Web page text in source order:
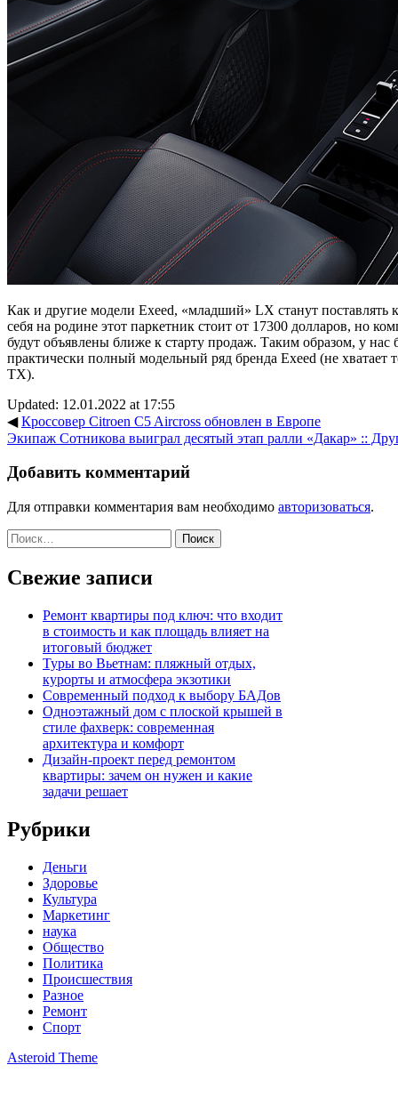
Как и другие модели Exeed, «младший» LX станут
себя на родине этот паркетник стоит от 17300 долларов, но
будут объявлены ближе к старту продаж. Таким образом, у нас
практически полный модельный ряд бренда Exeed (не хватает
TX).
Updated: 12.01.2022 at 17:55
◀Кроссовер Citroen C5 Aircross обновлен в Европе
Экипаж Сотникова выиграл десятый этап ралли «Дакар» ::
Добавить комментарий
Для отправки комментария вам необходимо авторизоваться.
Найти:
Свежие записи
Ремонт квартиры под ключ: что входит
в стоимость и как площадь влияет на
итоговый бюджет
Туры во Вьетнам: пляжный отдых,
курорты и атмосфера экзотики
Современный подход к выбору БАДов
Одноэтажный дом с плоской крышей в
стиле фахверк: современная
архитектура и комфорт
Дизайн-проект перед ремонтом
квартиры: зачем он нужен и какие
задачи решает
Рубрики
Деньги
Здоровье
Культура
Маркетинг
наука
Общество
Политика
Происшествия
Разное
Ремонт
Спорт
Asteroid Theme